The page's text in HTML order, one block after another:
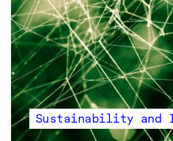
Sustainability and